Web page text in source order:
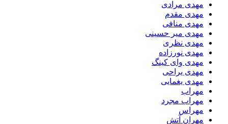
مهدی مرادی
مهدی مقدم
مهدی منافی
مهدی میر حسینی
مهدی نظری
مهدی نورزاده
مهدی وای کینگ
مهدی یراحی
مهدی یغمایی
مهراب
مهراب مجرد
مهراس
مهران آتش